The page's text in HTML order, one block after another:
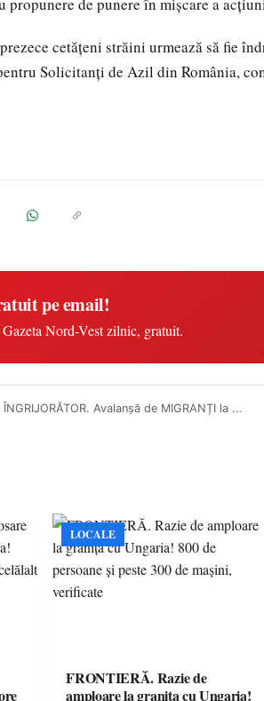
cetățeni străini urmează să fie
Solicitanți de Azil din România,
pe email!
Nord-Vest zilnic, gratuit.
Avalanșă de MIGRANȚI la ...
LOCALE
FRONTIERĂ. Razie de
amploare la granița cu Ungaria!